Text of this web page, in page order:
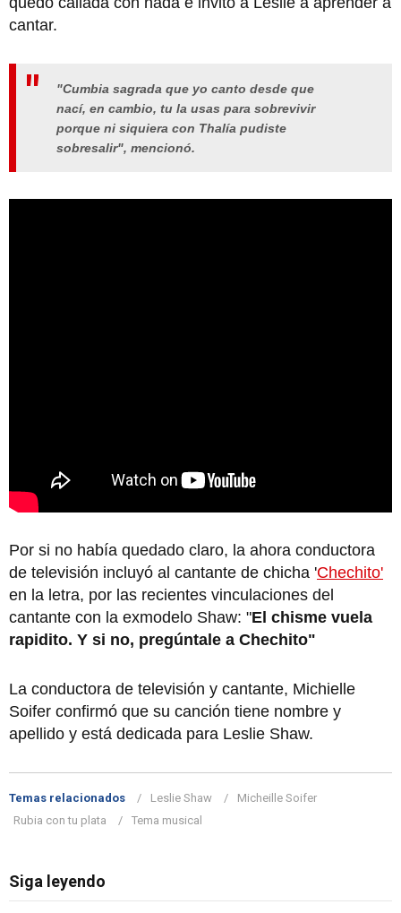
cantar.
"Cumbia sagrada que yo canto desde que
nací, en cambio, tu la usas para sobrevivir
porque ni siquiera con Thalía pudiste
sobresalir", mencionó.
Por si no había quedado claro, la ahora conductora
de televisión incluyó al cantante de chicha 'Chechito'
en la letra, por las recientes vinculaciones del
cantante con la exmodelo Shaw: "El chisme vuela
rapidito. Y si no, pregúntale a Chechito"
La conductora de televisión y cantante, Michielle
Soifer confirmó que su canción tiene nombre y
apellido y está dedicada para Leslie Shaw.
Temas relacionados Leslie Shaw
Micheille Soifer
Rubia con tu plata
Tema musical
Siga leyendo